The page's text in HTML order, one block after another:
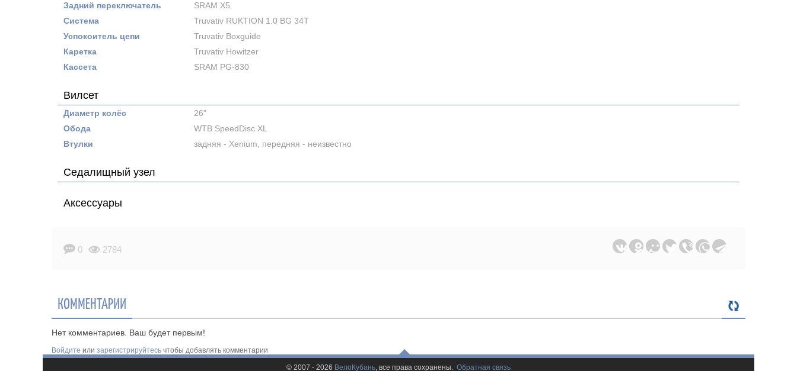
Задний переключатель
SRAM X5
Система
Truvativ RUKTION 1.0 BG 34T
Успокоитель цепи
Truvativ Boxguide
Каретка
Truvativ Howitzer
Кассета
SRAM PG-830
Вилсет
Диаметр колёс
26"
Обода
WTB SpeedDisc XL
Втулки
задняя - Xenium, передняя - неизвестно
Седалищный узел
Аксессуары
0 2784
КОММЕНТАРИИ
Нет комментариев. Ваш будет первым!
Войдите или зарегистрируйтесь чтобы добавлять комментарии
© 2007 - 2026 ВелоКубань, все права сохранены. Обратная связь